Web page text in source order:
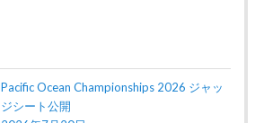
Pacific Ocean Championships 2026 ジャッ
ジシート公開